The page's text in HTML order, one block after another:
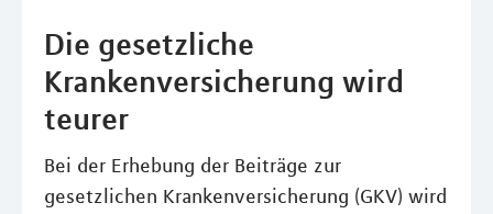
Die gesetzliche
Krankenversicherung wird
teurer
Bei der Erhebung der Beiträge zur
gesetzlichen Krankenversicherung (GKV) wird